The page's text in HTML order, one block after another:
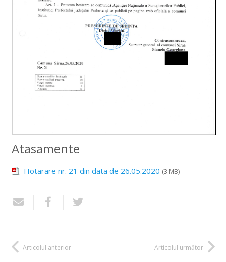
Atasamente
Hotarare nr. 21 din data de 26.05.2020 (3 MB)
Articolul anterior Articolul următor